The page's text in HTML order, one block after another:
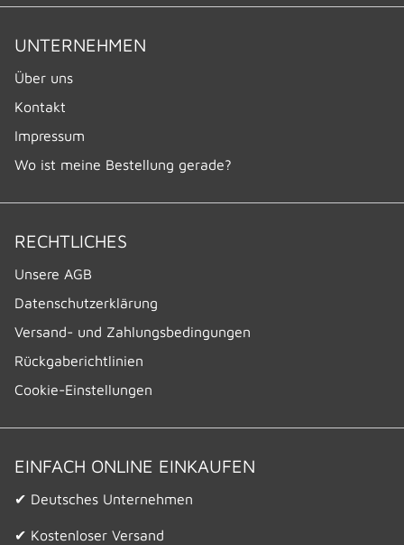
UNTERNEHMEN
Über uns
Kontakt
Impressum
Wo ist meine Bestellung gerade?
RECHTLICHES
Unsere AGB
Datenschutzerklärung
Versand- und Zahlungsbedingungen
Rückgaberichtlinien
Cookie-Einstellungen
EINFACH ONLINE EINKAUFEN
✔ Deutsches Unternehmen
✔ Kostenloser Versand